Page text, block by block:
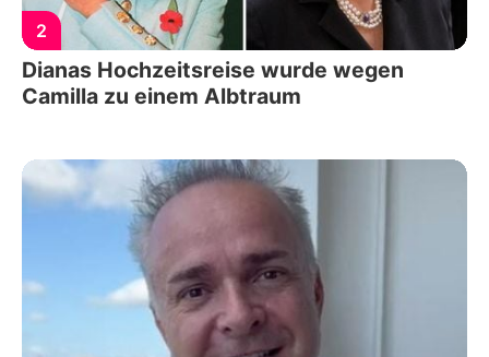
2
Dianas Hochzeitsreise wurde wegen
Camilla zu einem Albtraum